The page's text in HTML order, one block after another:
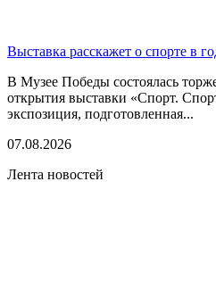
Выставка расскажет о спорте в
В Музее Победы состоялась
открытия выставки «Спорт.
экспозиция, подготовленная...
07.08.2026
Лента новостей